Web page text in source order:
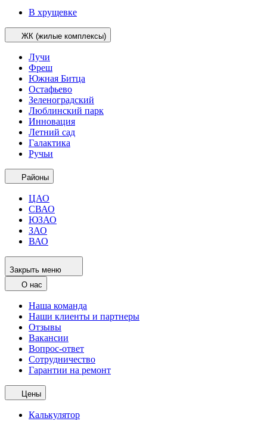
В хрущевке
ЖК (жилые комплексы)
Лучи
Фреш
Южная Битца
Остафьево
Зеленоградский
Люблинский парк
Инновация
Летний сад
Галактика
Ручьи
Районы
ЦАО
СВАО
ЮЗАО
ЗАО
ВАО
Закрыть меню
О нас
Наша команда
Наши клиенты и партнеры
Отзывы
Вакансии
Вопрос-ответ
Сотрудничество
Гарантии на ремонт
Цены
Калькулятор